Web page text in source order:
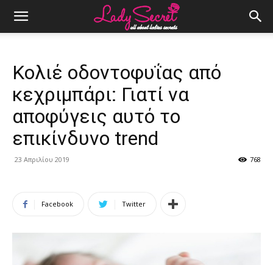
Κολιέ οδοντοφυΐας από
κεχριμπάρι: Γιατί να
αποφύγεις αυτό το
επικίνδυνο trend
23 Απριλίου 2019 768
Facebook Twitter